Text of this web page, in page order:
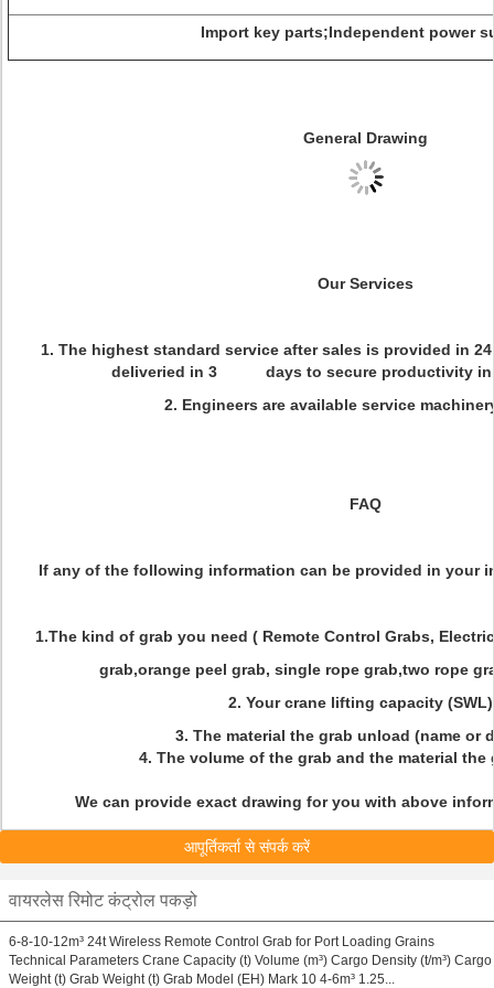
Import key parts;Independent power
General Drawing
Our Services
1. The highest standard service after sales is provided in
deliveried in 3 days to secure productivity in
2. Engineers are available service
FAQ
If any of the following information can be provided in your
1.The kind of grab you need ( Remote Control Grabs,
grab,orange peel grab, single rope grab,two rope
2. Your crane lifting capacity
3. The material the grab unload (name or
4. The volume of the grab and the material the
We can provide exact drawing for you with above
आपूर्तिकर्ता से संपर्क करें
वायरलेस रिमोट कंट्रोल पकड़ो
6-8-10-12m³ 24t Wireless Remote Control Grab for Port Loading Grains
Technical Parameters Crane Capacity (t) Volume (m³) Cargo Density (t/m³) Cargo
Weight (t) Grab Weight (t) Grab Model (EH) Mark 10 4-6m³ 1.25...